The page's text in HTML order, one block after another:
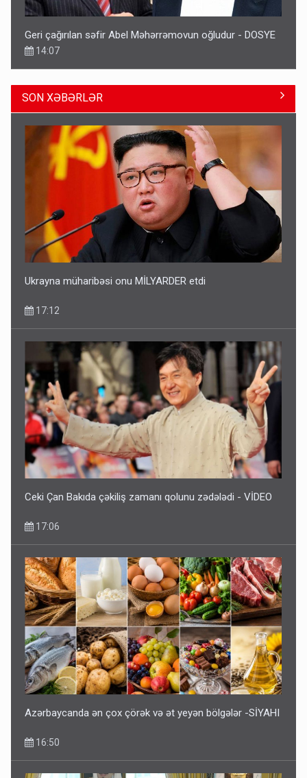
Geri çağırılan səfir Abel Məhərrəmovun oğludur - DOSYE
14:07
Media və Yayım Şurasına əlavə hüquq və vəzifələr verilib
13:24
Kartdan karta istədiyiniz qədər köçürmə edə bilərsiniz -
VİDEO
11:06
Tərtərdəki hadisənin sirri açıldı: Ər-arvadı yandırıb 15 min
manatı oğurladı
10:46
SON XƏBƏRLƏR
Ukrayna müharibəsi onu MİLYARDER etdi
17:12
Ceki Çan Bakıda çəkiliş zamanı qolunu zədələdi - VİDEO
17:06
Azərbaycanda ən çox çörək və ət yeyən bölgələr -SİYAHI
16:50